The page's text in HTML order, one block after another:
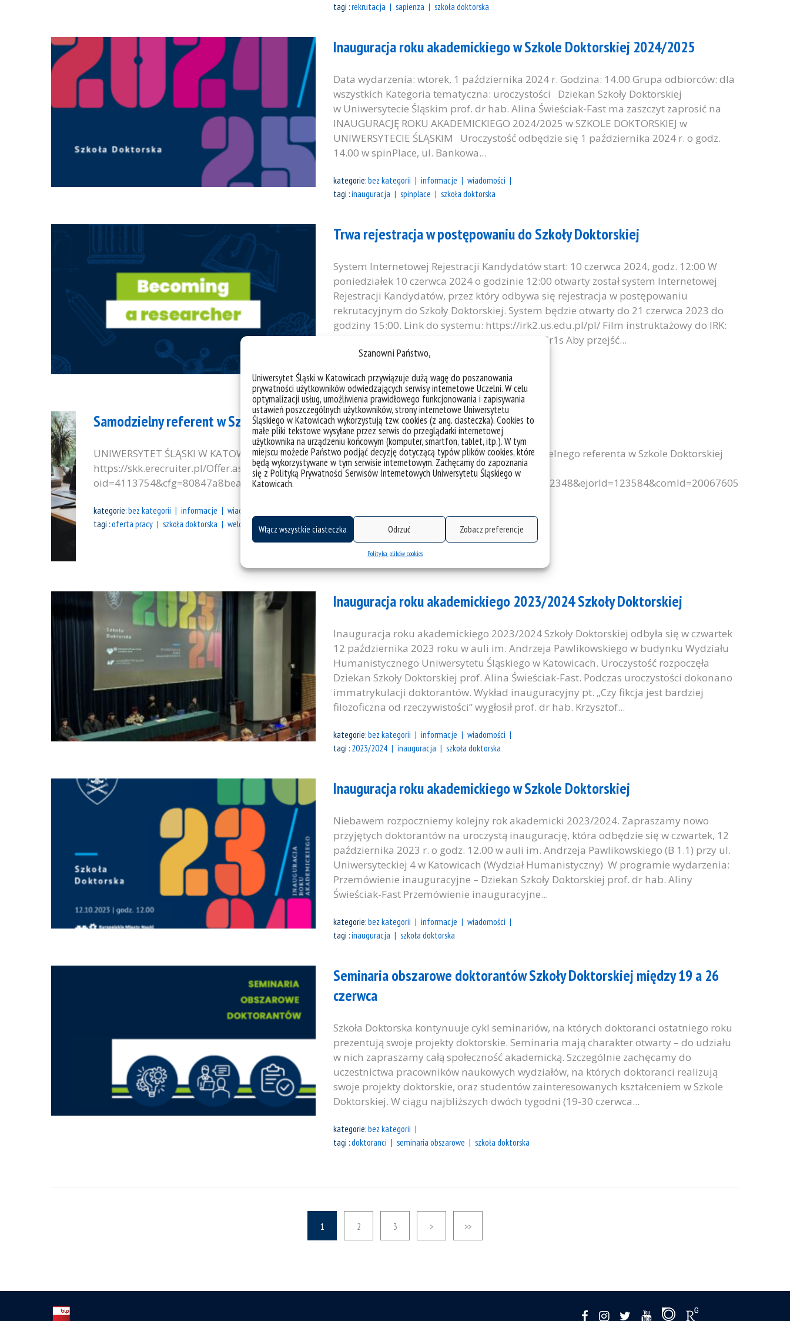
Szanowni Państwo,
Uniwersytet Śląski w Katowicach przywiązuje dużą wagę do poszanowania
prywatności użytkowników odwiedzających serwisy internetowe Uczelni. W celu
optymalizacji usług, umożliwienia prawidłowego funkcjonowania i zapisywania
ustawień poszczególnych użytkowników, strony internetowe Uniwersytetu
Śląskiego w Katowicach wykorzystują tzw. cookies (z ang. ciasteczka). Cookies to
małe pliki tekstowe wysyłane przez serwis do przeglądarki internetowej
użytkownika na urządzeniu końcowym (komputer, smartfon, tablet, itp.). W tym
miejscu możecie Państwo podjąć decyzję dotyczącą typów plików cookies, które
będą wykorzystywane w tym serwisie internetowym. Zachęcamy do zapoznania
się z Polityką Prywatności Serwisów Internetowych Uniwersytetu Śląskiego w
Katowicach.
Włącz wszystkie ciasteczka Odrzuć Zobacz preferencje
Polityka plików cookies
tagi :rekrutacja sapienza szkoła doktorska
Inauguracja roku akademickiego w Szkole Doktorskiej 2024/2025
Data wydarzenia: wtorek, 1 października 2024 r. Godzina: 14.00 Grupa odbiorców: dla
wszystkich Kategoria tematyczna: uroczystości Dziekan Szkoły Doktorskiej
w Uniwersytecie Śląskim prof. dr hab. Alina Świeściak-Fast ma zaszczyt zaprosić na
INAUGURACJĘ ROKU AKADEMICKIEGO 2024/2025 w SZKOLE DOKTORSKIEJ w
UNIWERSYTECIE ŚLĄSKIM Uroczystość odbędzie się 1 października 2024 r. o godz.
14.00 w spinPlace, ul. Bankowa...
kategorie:bez kategorii informacje
wiadomości
tagi :inauguracja spinplace szkoła doktorska
Trwa rejestracja w postępowaniu do Szkoły Doktorskiej
System Internetowej Rejestracji Kandydatów start: 10 czerwca 2024, godz. 12:00 W
poniedziałek 10 czerwca 2024 o godzinie 12:00 otwarty został system Internetowej
Rejestracji Kandydatów, przez który odbywa się rejestracja w postępowaniu
rekrutacyjnym do Szkoły Doktorskiej. System będzie otwarty do 21 czerwca 2023 do
godziny 15:00. Link do systemu: https://irk2.us.edu.pl/pl/ Film instruktażowy do IRK:
https://www.youtube.com/watch?v=pp3GlYHSr1s Aby przejść...
tagi :2024/2005 nabór rekrutacja szkoła doktorska
Samodzielny referent w Szkole Doktorskiej
UNIWERSYTET ŚLĄSKI W KATOWICACH poszukuje kandydata/kandydatki na stanowisko samodzielnego referenta w Szkole Doktorskiej
https://skk.erecruiter.pl/Offer.aspx?
oid=4113754&cfg=80847a8bea48474dad983b5a2a3e1d90&fromSkk=1698929349561&ejoId=252348&ejorId=123584&comId=20067605
kategorie:bez kategorii informacje
wiadomości
tagi :oferta pracy szkoła doktorska welcome to poland
Inauguracja roku akademickiego 2023/2024 Szkoły Doktorskiej
Inauguracja roku akademickiego 2023/2024 Szkoły Doktorskiej odbyła się w czwartek
12 października 2023 roku w auli im. Andrzeja Pawlikowskiego w budynku Wydziału
Humanistycznego Uniwersytetu Śląskiego w Katowicach. Uroczystość rozpoczęła
Dziekan Szkoły Doktorskiej prof. Alina Świeściak-Fast. Podczas uroczystości dokonano
immatrykulacji doktorantów. Wykład inauguracyjny pt. „Czy fikcja jest bardziej
filozoficzna od rzeczywistości” wygłosił prof. dr hab. Krzysztof...
kategorie:bez kategorii informacje
wiadomości
tagi : 2023/2024 inauguracja szkoła doktorska
Inauguracja roku akademickiego w Szkole Doktorskiej
Niebawem rozpoczniemy kolejny rok akademicki 2023/2024. Zapraszamy nowo
przyjętych doktorantów na uroczystą inaugurację, która odbędzie się w czwartek, 12
października 2023 r. o godz. 12.00 w auli im. Andrzeja Pawlikowskiego (B 1.1) przy ul.
Uniwersyteckiej 4 w Katowicach (Wydział Humanistyczny) W programie wydarzenia:
Przemówienie inauguracyjne – Dziekan Szkoły Doktorskiej prof. dr hab. Aliny
Świeściak-Fast Przemówienie inauguracyjne...
kategorie:bez kategorii informacje
wiadomości
tagi :inauguracja szkoła doktorska
Seminaria obszarowe doktorantów Szkoły Doktorskiej między 19 a 26
czerwca
Szkoła Doktorska kontynuuje cykl seminariów, na których doktoranci ostatniego roku
prezentują swoje projekty doktorskie. Seminaria mają charakter otwarty – do udziału
w nich zapraszamy całą społeczność akademicką. Szczególnie zachęcamy do
uczestnictwa pracowników naukowych wydziałów, na których doktoranci realizują
swoje projekty doktorskie, oraz studentów zainteresowanych kształceniem w Szkole
Doktorskiej. W ciągu najbliższych dwóch tygodni (19-30 czerwca...
kategorie:bez kategorii
tagi :doktoranci seminaria obszarowe szkoła doktorska
1 2 3 > >>